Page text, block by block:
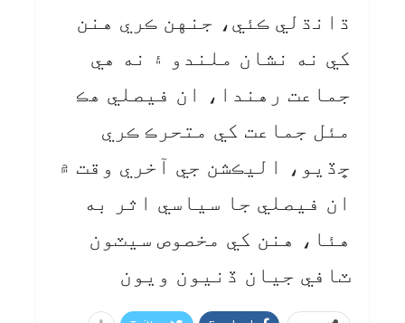
ڌانڌلي ڪئي، جنهن ڪري هنن
کي نه نشان ملندو ۽ نه هي
جماعت رهندا، ان فيصلي هڪ
مئل جماعت کي متحرڪ ڪري
ڇڏيو، اليڪشن جي آخري وقت ۾
ان فيصلي جا سياسي اثر به
هئا، هنن کي مخصوص سيٽون
ٽافي جيان ڏنيون ويون